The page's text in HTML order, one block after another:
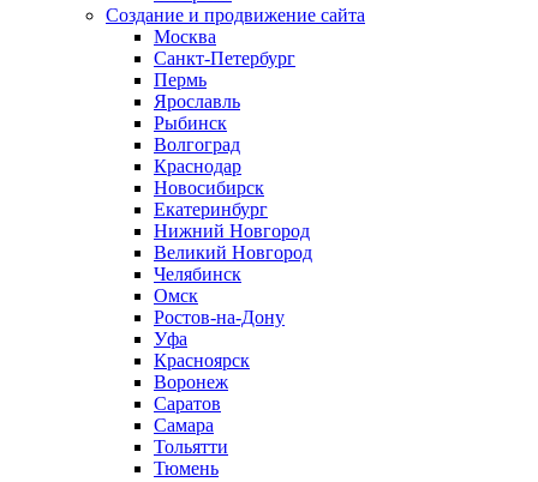
Создание и продвижение сайта
Москва
Санкт-Петербург
Пермь
Ярославль
Рыбинск
Волгоград
Краснодар
Новосибирск
Екатеринбург
Нижний Новгород
Великий Новгород
Челябинск
Омск
Ростов-на-Дону
Уфа
Красноярск
Воронеж
Саратов
Самара
Тольятти
Тюмень